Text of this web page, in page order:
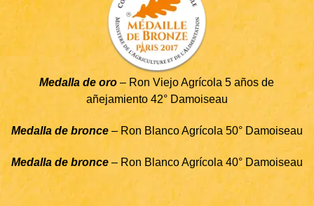
Medalla de oro – Ron Viejo Agrícola 5 años de
añejamiento 42° Damoiseau
Medalla de bronce – Ron Blanco Agrícola 50° Damoiseau
Medalla de bronce– Ron Blanco Agrícola 40° Damoiseau